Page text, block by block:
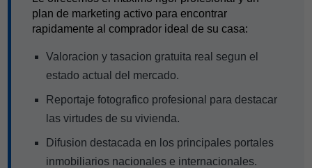
plan de marketing activo para encontrar
rapidamente al comprador ideal de su casa:
Valoracion y tasacion gratuita real segun el
estado actual del mercado.
Reportaje fotografico profesional para destacar
las virtudes de su vivienda.
Difusion destacada en los principales portales
inmobiliarios nacionales e internacionales.